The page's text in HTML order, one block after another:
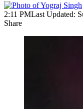
2:11 PMLast Updated:
Share